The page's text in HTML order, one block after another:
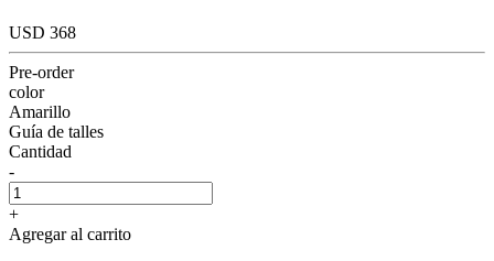
USD 368
Pre-order
color
Amarillo
Guía de talles
Cantidad
-
+
Agregar al carrito